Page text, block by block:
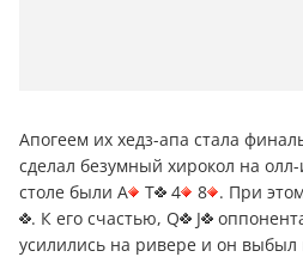
Апогеем их хедз-апа стала
сделал безумный хирокол на
столе были A
T 4 8 . При
. К его счастью, Q
J
усилились на ривере и он выбыл